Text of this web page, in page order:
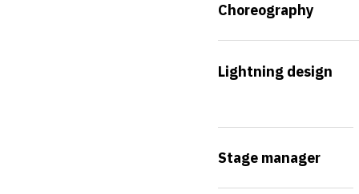
Choreography
Lightning design
Stage manager